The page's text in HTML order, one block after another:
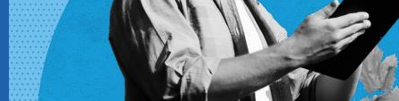
HR
Trust Services